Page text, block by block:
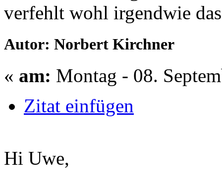
verfehlt wohl irgendwie
Autor: Norbert Kirchner
« am: Montag - 08.
Zitat einfügen
Hi Uwe,